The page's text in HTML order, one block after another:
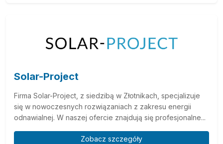
Solar-Project
Firma Solar-Project, z siedzibą w Złotnikach, specjalizuje
się w nowoczesnych rozwiązaniach z zakresu energii
odnawialnej. W naszej ofercie znajdują się profesjonalne...
Zobacz szczegóły